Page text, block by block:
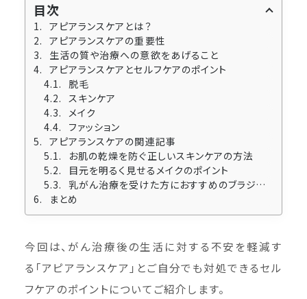
目次
アピアランスケアとは？
アピアランスケアの重要性
生活の質や治療への意欲をあげること
アピアランスケアとセルフケアのポイント
脱毛
スキンケア
メイク
ファッション
アピアランスケアの関連記事
お肌の乾燥を防ぐ正しいスキンケアの方法
目元を明るく見せるメイクのポイント
乳がん治療を受けた方におすすめのブラジャーをご紹介
まとめ
今回は、がん治療後の生活に対する不安を軽減す
る「アピアランスケア」とご自分でも対処できるセル
フケアのポイントについてご紹介します。